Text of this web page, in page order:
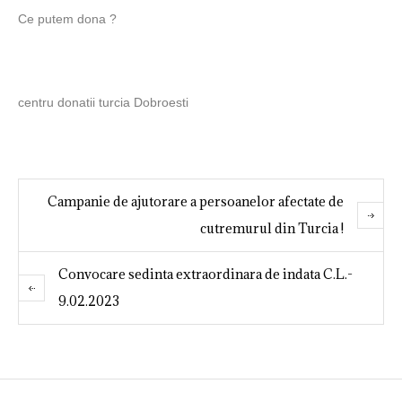
Ce putem dona ?
centru donatii turcia Dobroesti
Campanie de ajutorare a persoanelor afectate de
cutremurul din Turcia !
Convocare sedinta extraordinara de indata C.L.-
9.02.2023